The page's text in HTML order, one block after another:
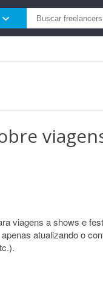
viagens a shows e
atualizando o